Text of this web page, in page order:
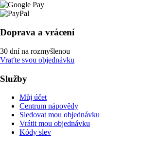
Doprava a vrácení
30 dní na rozmyšlenou
Vraťte svou objednávku
Služby
Můj účet
Centrum nápovědy
Sledovat mou objednávku
Vrátit mou objednávku
Kódy slev